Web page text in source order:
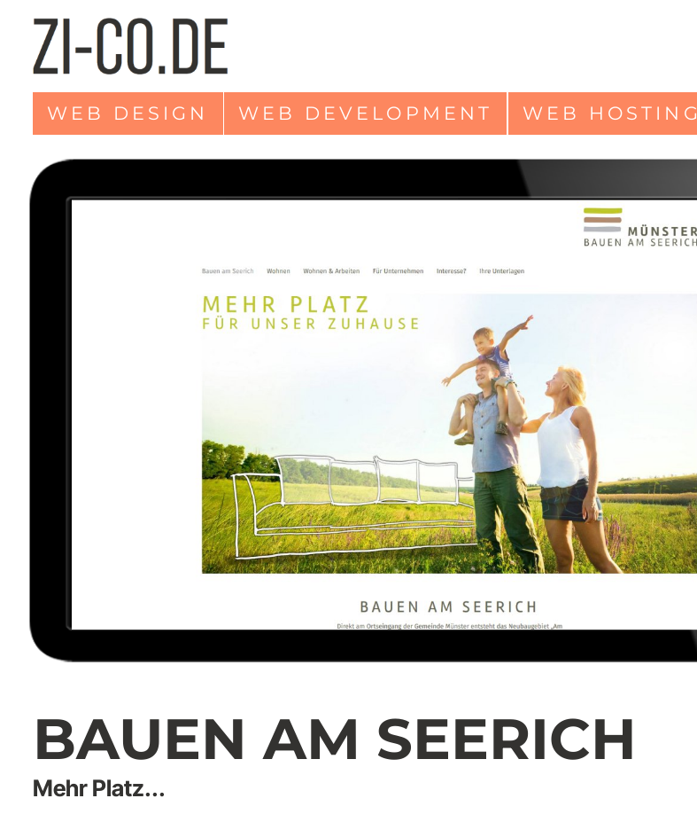
WEB DESIGN WEB DEVELOPMENT WEB HOSTING
BAUEN AM SEERICH
Mehr Platz...